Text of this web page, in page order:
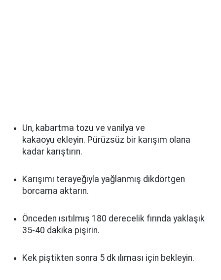
Un, kabartma tozu ve vanilya ve
kakaoyu ekleyin. Pürüzsüz bir karışım olana
kadar karıştırın.
Karışımı terayeğıyla yağlanmış dikdörtgen
borcama aktarın.
Önceden ısıtılmış 180 derecelik fırında yaklaşık
35-40 dakika pişirin.
Kek piştikten sonra 5 dk ılıması için bekleyin.